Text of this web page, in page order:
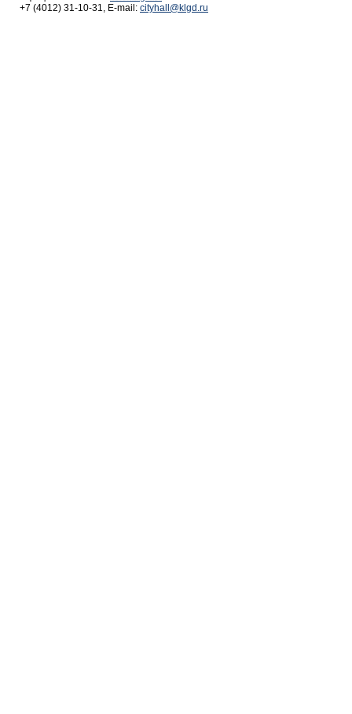
+7 (4012) 31-10-31, E-mail: cityhall@klgd.ru